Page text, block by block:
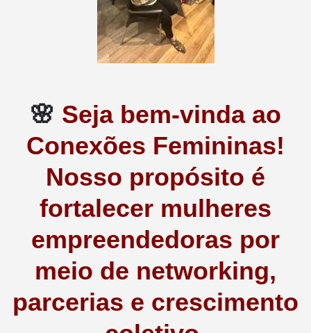
🌸 Seja bem-vinda ao
Conexões Femininas!
Nosso propósito é
fortalecer mulheres
empreendedoras por
meio de networking,
parcerias e crescimento